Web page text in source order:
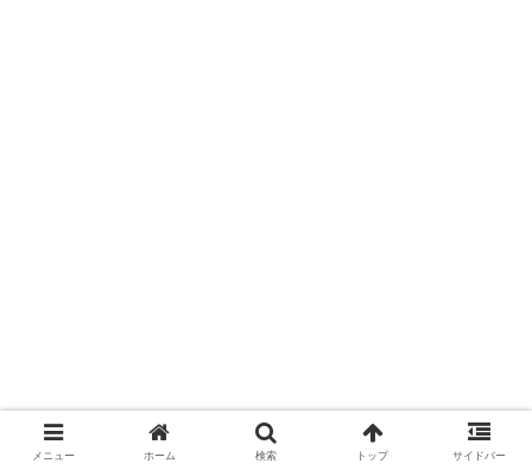
メニュー ホーム 検索 トップ サイドバー